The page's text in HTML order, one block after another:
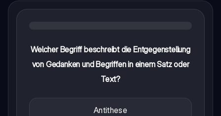
Welcher Begriff beschreibt die Entgegenstellung
von Gedanken und Begriffen in einem Satz oder
Text?
Antithese